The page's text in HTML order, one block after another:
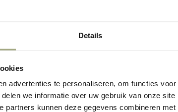
Details
advertenties te personaliseren, om functies
we informatie over uw gebruik van onze
partners kunnen deze gegevens combineren
X heeft een auto verkocht aan Y. Vervolgens laat
op de auto of op de bankrekening van Y.
conservatoir beslag laten
als volgt in zijn werking. Een advocaat dient een
Dit verzoekschrift wordt ook wel een
voor type conservatoir beslag men wenst te leggen en